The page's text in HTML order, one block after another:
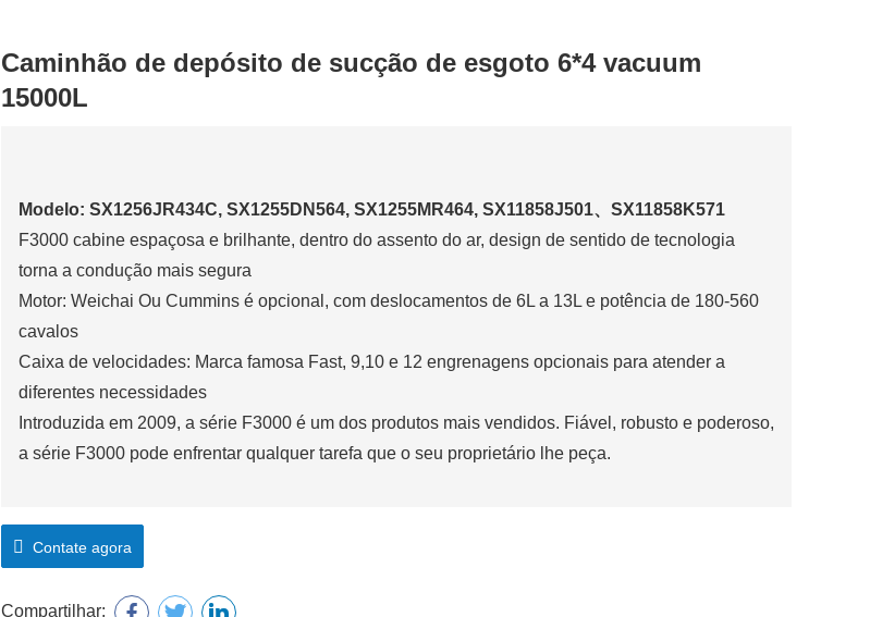
Caminhão de depósito de sucção de esgoto 6*4 vacuum
15000L
Modelo: SX1256JR434C, SX1255DN564, SX1255MR464, SX11858J501、SX11858K571
F3000 cabine espaçosa e brilhante, dentro do assento do ar, design de sentido de tecnologia
torna a condução mais segura
Motor: Weichai Ou Cummins é opcional, com deslocamentos de 6L a 13L e potência de 180-560
cavalos
Caixa de velocidades: Marca famosa Fast, 9,10 e 12 engrenagens opcionais para atender a
diferentes necessidades
Introduzida em 2009, a série F3000 é um dos produtos mais vendidos. Fiável, robusto e poderoso,
a série F3000 pode enfrentar qualquer tarefa que o seu proprietário lhe peça.
Contate agora
Compartilhar: